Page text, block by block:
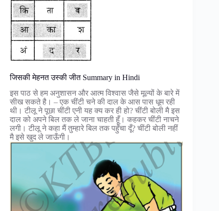
जिसकी मेहनत उस्की जीत Summary in Hindi
इस पाठ से हम अनुशासन और आत्म विश्वास जैसे मूल्यों के बारे में
सीख सकते है। – एक चींटी चने की दाल के आस पास धूम रही
थी। टीलू ने पूछा चींटी एनी यह क्य कर ही हो? चींटी बोली मै इस
दाल को अपने बिल तक ले जाना चाहती हूँ। कहकर चींटी नाचने
लगी। टीलू ने कहा मैं तुम्हारे बिल तक पहुँचा दूँ? चींटी बोली नहीं
मै इसे खुद ले जाऊँगी।